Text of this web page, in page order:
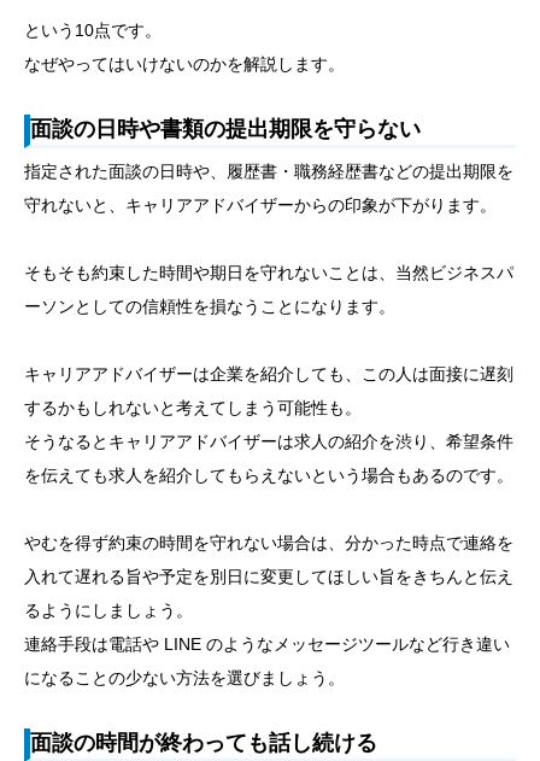
という10点です。
なぜやってはいけないのかを解説します。
面談の日時や書類の提出期限を守らない
指定された面談の日時や、履歴書・職務経歴書などの提出期限を
守れないと、キャリアアドバイザーからの印象が下がります。
そもそも約束した時間や期日を守れないことは、当然ビジネスパ
ーソンとしての信頼性を損なうことになります。
キャリアアドバイザーは企業を紹介しても、この人は面接に遅刻
するかもしれないと考えてしまう可能性も。
そうなるとキャリアアドバイザーは求人の紹介を渋り、希望条件
を伝えても求人を紹介してもらえないという場合もあるのです。
やむを得ず約束の時間を守れない場合は、分かった時点で連絡を
入れて遅れる旨や予定を別日に変更してほしい旨をきちんと伝え
るようにしましょう。
連絡手段は電話や LINE のようなメッセージツールなど行き違い
になることの少ない方法を選びましょう。
面談の時間が終わっても話し続ける